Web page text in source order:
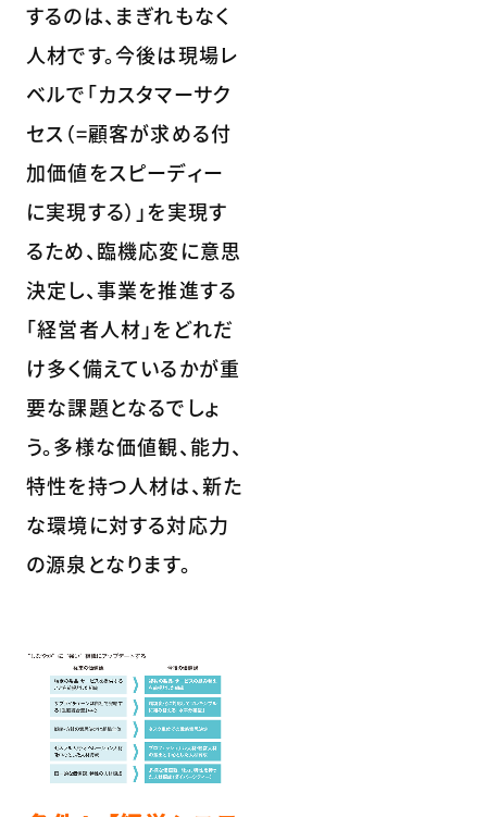
するのは、まぎれもなく
人材です。今後は現場レ
ベルで「カスタマーサク
セス（=顧客が求める付
加価値をスピーディー
に実現する）」を実現す
るため、臨機応変に意思
決定し、事業を推進する
「経営者人材」をどれだ
け多く備えているかが重
要な課題となるでしょ
う。多様な価値観、能力、
特性を持つ人材は、新た
な環境に対する対応力
の源泉となります。